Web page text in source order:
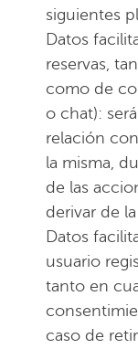
siguientes
Datos
reservas,
como de
o chat):
relación
la misma,
de las
derivar de
Datos
usuario
tanto en
caso de